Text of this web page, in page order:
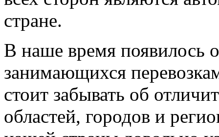
стране.
В наше время появилось
занимающихся
стоит забывать об
областей, городов и